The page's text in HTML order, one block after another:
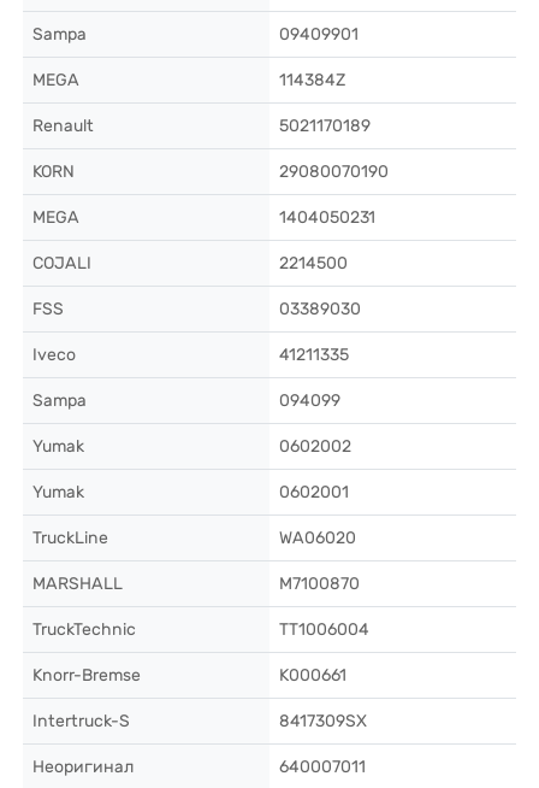
Sampa 09409901
MEGA 114384Z
Renault 5021170189
KORN 29080070190
MEGA 1404050231
COJALI 2214500
FSS 03389030
Iveco 41211335
Sampa 094099
Yumak 0602002
Yumak 0602001
TruckLine WA06020
MARSHALL M7100870
TruckTechnic TT1006004
Knorr-Bremse K000661
Intertruck-S 8417309SX
Неоригинал 640007011